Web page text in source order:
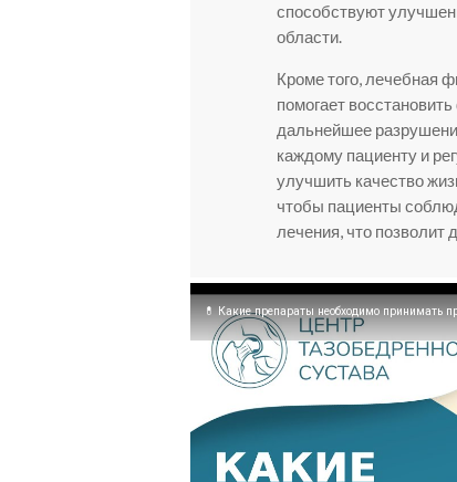
способствуют
области.
Кроме того, лечебная
помогает
дальнейшее
каждому пациенту и
улучшить качество
чтобы пациенты
лечения, что позволит
💊 Какие препараты необходимо принимать